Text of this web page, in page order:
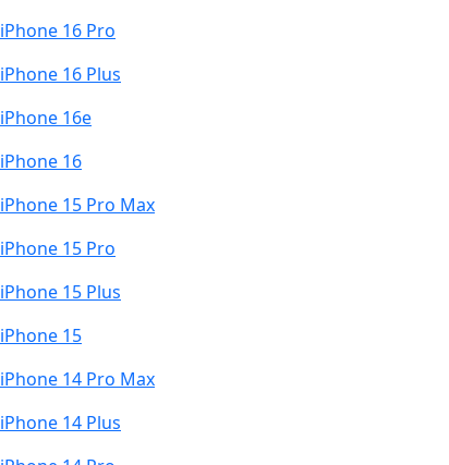
iPhone 16 Pro
iPhone 16 Plus
iPhone 16e
iPhone 16
iPhone 15 Pro Max
iPhone 15 Pro
iPhone 15 Plus
iPhone 15
iPhone 14 Pro Max
iPhone 14 Plus